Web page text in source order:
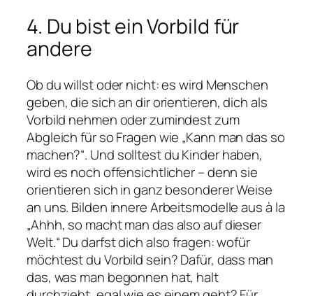
4. Du bist ein Vorbild für
andere
Ob du willst oder nicht: es wird Menschen
geben, die sich an dir orientieren, dich als
Vorbild nehmen oder zumindest zum
Abgleich für so Fragen wie „Kann man das so
machen?“. Und solltest du Kinder haben,
wird es noch offensichtlicher – denn sie
orientieren sich in ganz besonderer Weise
an uns. Bilden innere Arbeitsmodelle aus à la
„Ahhh, so macht man das also auf dieser
Welt.“ Du darfst dich also fragen: wofür
möchtest du Vorbild sein? Dafür, dass man
das, was man begonnen hat, halt